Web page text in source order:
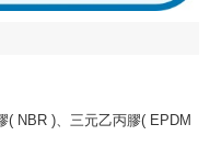
NBR )、三元乙丙膠( EPDM